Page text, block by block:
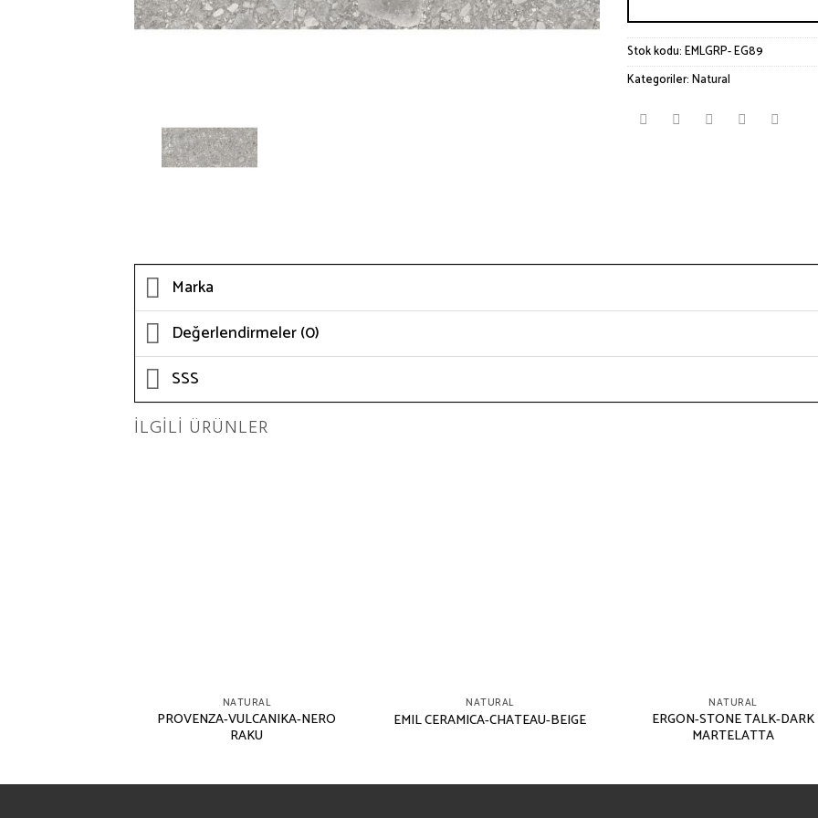
Stok kodu:EMLGRP- EG89
Kategoriler:Natural
Marka
Değerlendirmeler (0)
SSS
İLGILI ÜRÜNLER
NATURAL
PROVENZA-VULCANIKA-NERO
RAKU
NATURAL
EMIL CERAMICA-CHATEAU-BEIGE
NATURAL
ERGON-STONE TALK-DARK
MARTELATTA